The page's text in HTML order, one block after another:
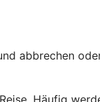
abbrechen
Häufig